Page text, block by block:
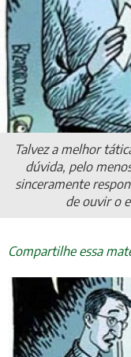
Talvez a melhor
dúvida, pelo
sinceramente
de ouvir o
Compartilhe essa